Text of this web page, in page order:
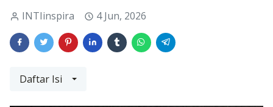
INTIinspira 4 Jun, 2026
Daftar Isi